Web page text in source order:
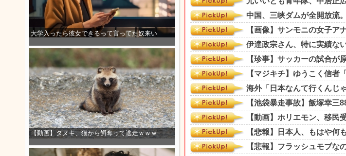
大学入ったら彼女できるって言ってた奴来い
【動画】タヌキ、猫から餌奪って逃走ｗｗｗ